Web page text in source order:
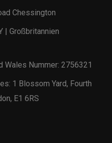
Chessington
| Großbritannien
Wales Nummer: 2756321
1 Blossom Yard, Fourth
E1 6RS